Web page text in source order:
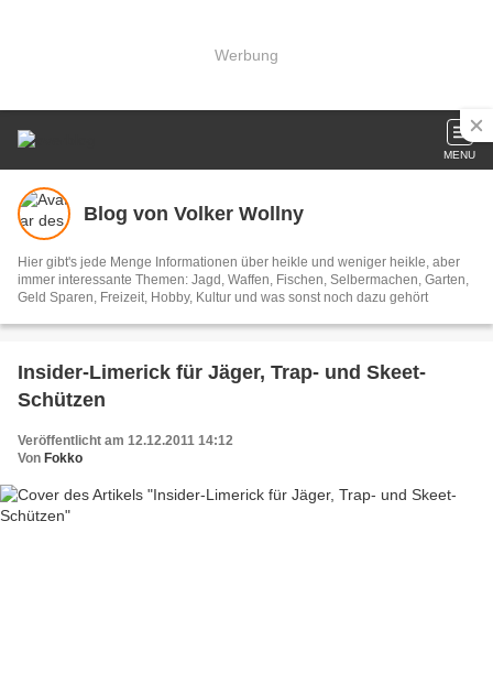
Werbung
MENU
Blog von Volker Wollny
Hier gibt's jede Menge Informationen über heikle und weniger heikle, aber
immer interessante Themen: Jagd, Waffen, Fischen, Selbermachen, Garten,
Geld Sparen, Freizeit, Hobby, Kultur und was sonst noch dazu gehört
Insider-Limerick für Jäger, Trap- und Skeet-
Schützen
Veröffentlicht am 12.12.2011 14:12
Von Fokko